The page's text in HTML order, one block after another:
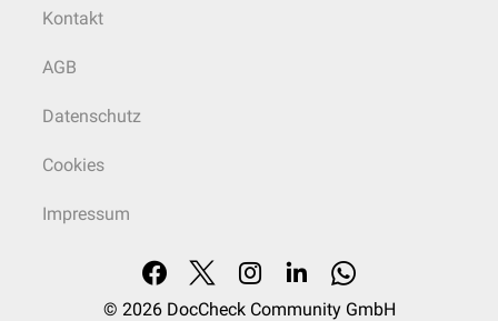
Kontakt
AGB
Datenschutz
Cookies
Impressum
© 2026 DocCheck Community GmbH